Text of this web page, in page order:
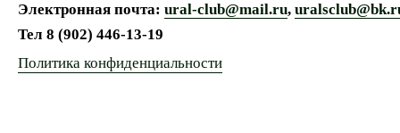
Электронная почта: ural-club@mail.ru,
Тел 8 (902) 446-13-19
Политика конфиденциальности